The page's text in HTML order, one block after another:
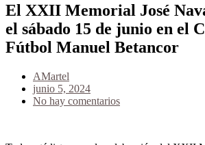
El XXII Memorial José
el sábado 15 de junio en el
Fútbol Manuel Betancor
AMartel
junio 5, 2024
No hay comentarios